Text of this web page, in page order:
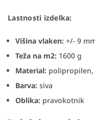
Lastnosti izdelka:
Višina vlaken: +/- 9
Teža na m2: 1600 g
Material:
Barva: siva
Oblika: pravokotnik